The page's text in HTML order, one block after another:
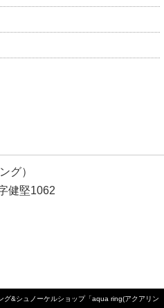
グ）
健堅1062
グ&シュノーケルショップ「aqua ring(アクアリン